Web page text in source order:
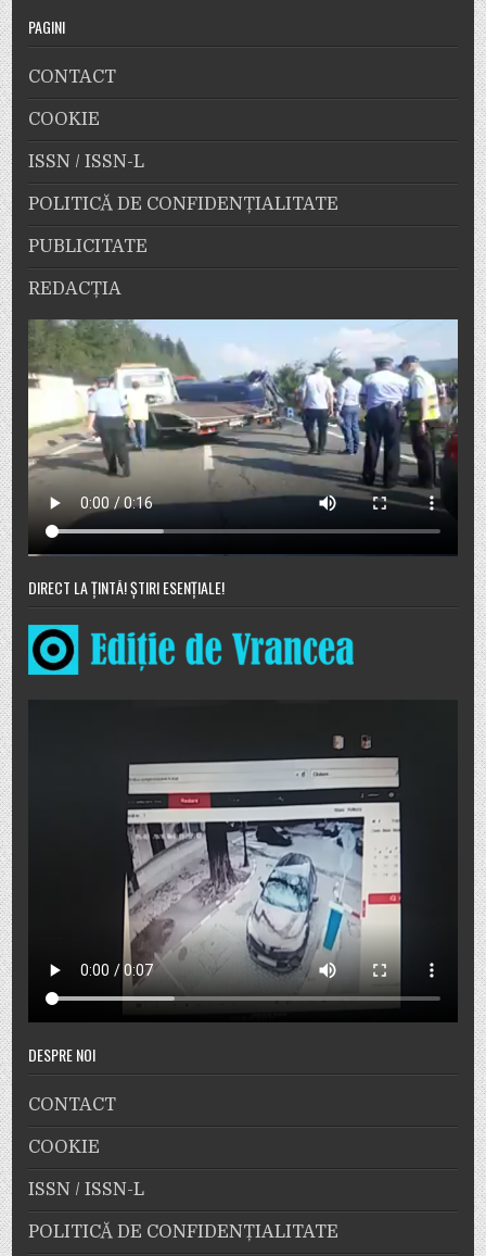
PAGINI
CONTACT
COOKIE
ISSN / ISSN-L
POLITICĂ DE CONFIDENȚIALITATE
PUBLICITATE
REDACȚIA
DIRECT LA ȚINTĂ! ȘTIRI ESENȚIALE!
DESPRE NOI
CONTACT
COOKIE
ISSN / ISSN-L
POLITICĂ DE CONFIDENȚIALITATE